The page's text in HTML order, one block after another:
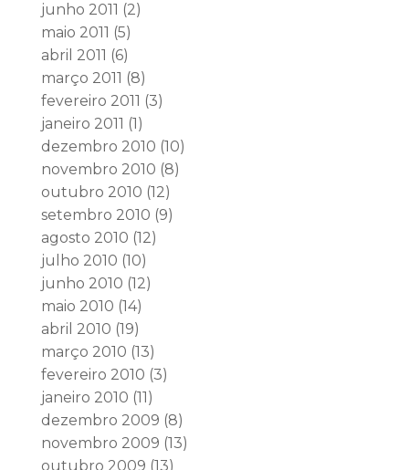
junho 2011 (2)
maio 2011 (5)
abril 2011 (6)
março 2011 (8)
fevereiro 2011 (3)
janeiro 2011 (1)
dezembro 2010 (10)
novembro 2010 (8)
outubro 2010 (12)
setembro 2010 (9)
agosto 2010 (12)
julho 2010 (10)
junho 2010 (12)
maio 2010 (14)
abril 2010 (19)
março 2010 (13)
fevereiro 2010 (3)
janeiro 2010 (11)
dezembro 2009 (8)
novembro 2009 (13)
outubro 2009 (13)